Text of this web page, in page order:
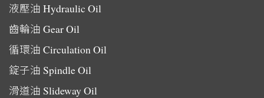
液壓油 Hydraulic Oil
齒輪油 Gear Oil
循環油 Circulation Oil
錠子油 Spindle Oil
滑道油 Slideway Oil